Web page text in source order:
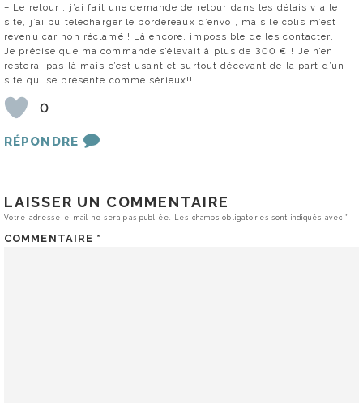
– Le retour : j’ai fait une demande de retour dans les délais via le
site, j’ai pu télécharger le bordereaux d’envoi, mais le colis m’est
revenu car non réclamé ! Là encore, impossible de les contacter.
Je précise que ma commande s’élevait à plus de 300 € ! Je n’en
resterai pas là mais c’est usant et surtout décevant de la part d’un
site qui se présente comme sérieux!!!
0
RÉPONDRE
LAISSER UN COMMENTAIRE
Votre adresse e-mail ne sera pas publiée. Les champs obligatoires sont indiqués avec*
COMMENTAIRE *